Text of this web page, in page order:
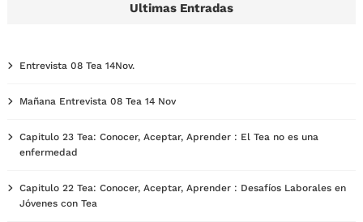
Ultimas Entradas
Entrevista 08 Tea 14Nov.
Mañana Entrevista 08 Tea 14 Nov
Capitulo 23 Tea: Conocer, Aceptar, Aprender : El Tea no es una
enfermedad
Capitulo 22 Tea: Conocer, Aceptar, Aprender : Desafíos Laborales en
Jóvenes con Tea